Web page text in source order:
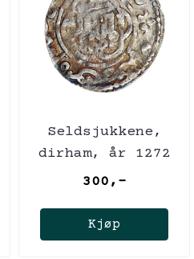
Seldsjukkene,
dirham, år 1272
300,-
Kjøp